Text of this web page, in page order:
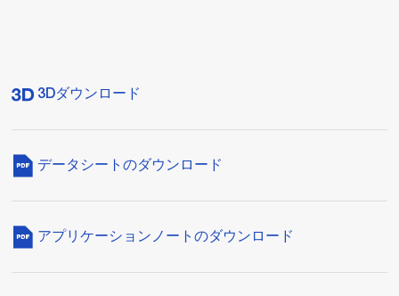
3Dダウンロード
データシートのダウンロード
アプリケーションノートのダウンロード